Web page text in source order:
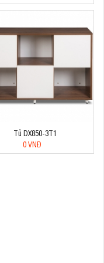
Tủ DX850-3T1
0 VNĐ